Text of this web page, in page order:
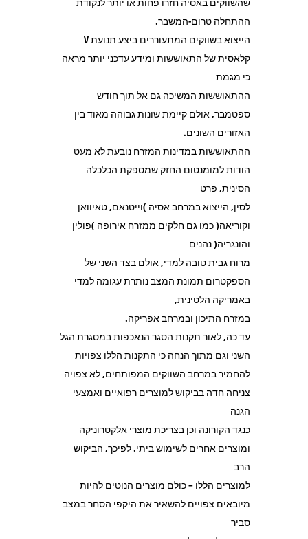
ההתחלה טרום-המשבר.
הייצוא בשווקים המתעוררים ביצע תנועת V
קלאסית של התאוששות ומידע עדכני יותר מראה
כי מגמת
ההתאוששות המשיכה גם אל תוך חודש
ספטמבר, אולם קיימת שונות גבוהה מאוד בין
האזורים השונים.
ההתאוששות במדינות המזרח נובעת לא מעט
הודות למומנטום החזק שמספקת הכלכלה
הסינית, פרט
לסין, הייצוא במרחב אסיה )וייטנאם, טאיוואן
וקוריאה( כמו גם חלקים ממזרח אירופה )פולין
והונגריה( נהנים
מרוח גבית טובה למדי, אולם בצד השני של
הספקטרום תמונת המצב נותרת עגומה למדי
באמריקה הלטינית,
במזרח התיכון ובמרחב אפריקה.
עד כה, לאור תקנות הסגר הנאכפות במסגרת הגל
השני וגם מתוך הנחה כי התקנות הללו צפויות
להחמיר במרחב השווקים המפותחים, לא צפויה
צניחה חדה בביקוש למוצרים רפואיים ואמצעי
הגנה
כנגד הקורונה וכן בצריכת מוצרי אלקטרוניקה
ומוצרים אחרים לשימוש ביתי. לפיכך, הביקוש
הרב
למוצרים הללו – כולם מוצרים הנוטים להיות
מיובאים צפויים להשאיר את היקפי הסחר במצב
סביר